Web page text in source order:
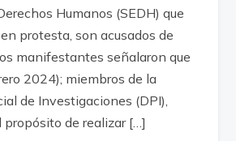
Humanos (SEDH) que
protesta, son acusados de
manifestantes señalaron que
2024); miembros de la
de Investigaciones (DPI),
propósito de realizar […]